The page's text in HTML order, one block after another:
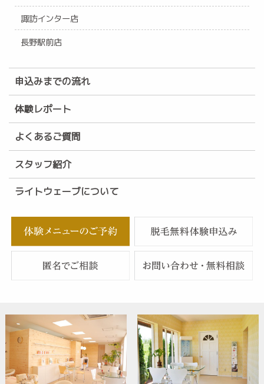
諏訪インター店
長野駅前店
申込みまでの流れ
体験レポート
よくあるご質問
スタッフ紹介
ライトウェーブについて